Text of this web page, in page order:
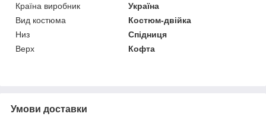
Країна виробник
Україна
Вид костюма
Костюм-двійка
Низ
Спідниця
Верх
Кофта
Умови доставки